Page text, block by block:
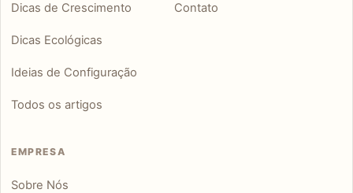
Dicas de Crescimento
Dicas Ecológicas
Ideias de Configuração
Todos os artigos
Contato
EMPRESA
Sobre Nós